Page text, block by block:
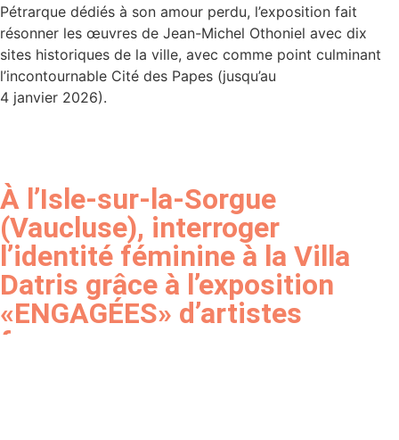
Pétrarque dédiés à son amour perdu, l’exposition fait
résonner les œuvres de Jean-Michel Othoniel avec dix
sites historiques de la ville, avec comme point culminant
l’incontournable Cité des Papes (jusqu’au
4 janvier 2026).
À l’Isle-sur-la-Sorgue
(Vaucluse), interroger
l’identité féminine à la Villa
Datris grâce à l’exposition
«ENGAGÉES» d’artistes
femmes